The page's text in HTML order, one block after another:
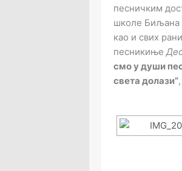
песничким
школе Биљана
као и свих
песникиње
смо у души
света долази”